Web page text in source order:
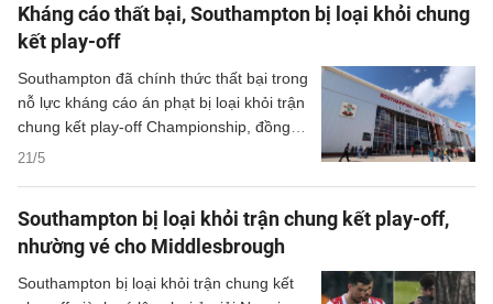
độc lập của English Football League
(EFL).
Kháng cáo thất bại, Southampton bị loại khỏi chung
kết play-off
21/5
Southampton đã chính thức thất bại trong
nỗ lực kháng cáo án phạt bị loại khỏi trận
chung kết play-off Championship, đồng
nghĩa Middlesbrough sẽ thay thế họ đối
mùa tới.
Southampton bị loại khỏi trận chung kết play-off,
nhường vé cho Middlesbrough
Southampton bị loại khỏi trận chung kết